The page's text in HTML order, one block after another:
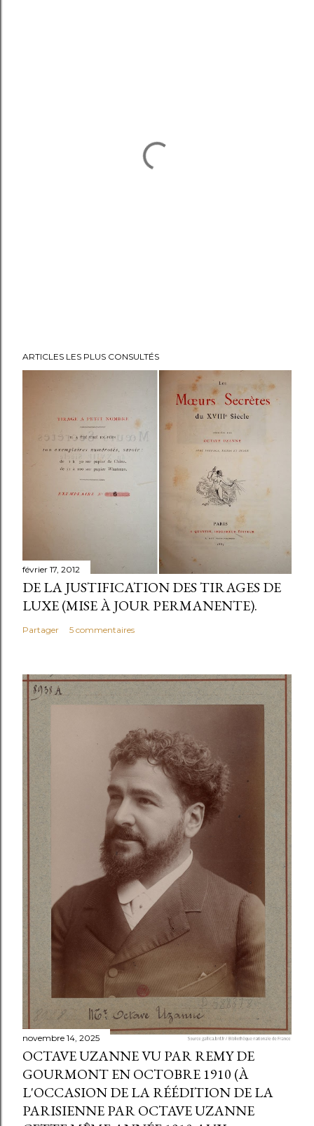
ARTICLES LES PLUS CONSULTÉS
février 17, 2012
DE LA JUSTIFICATION DES TIRAGES DE
LUXE (MISE À JOUR PERMANENTE).
Partager 5 commentaires
novembre 14, 2025
OCTAVE UZANNE VU PAR REMY DE
GOURMONT EN OCTOBRE 1910 (À
L'OCCASION DE LA RÉÉDITION DE LA
PARISIENNE PAR OCTAVE UZANNE